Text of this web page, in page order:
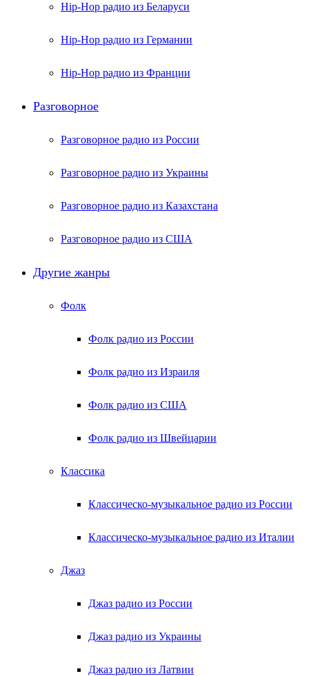
Hip-Hop радио из Беларуси
Hip-Hop радио из Германии
Hip-Hop радио из Франции
Разговорное
Разговорное радио из России
Разговорное радио из Украины
Разговорное радио из Казахстана
Разговорное радио из США
Другие жанры
Фолк
Фолк радио из России
Фолк радио из Израиля
Фолк радио из США
Фолк радио из Швейцарии
Классика
Классическо-музыкальное радио из России
Классическо-музыкальное радио из Италии
Джаз
Джаз радио из России
Джаз радио из Украины
Джаз радио из Латвии